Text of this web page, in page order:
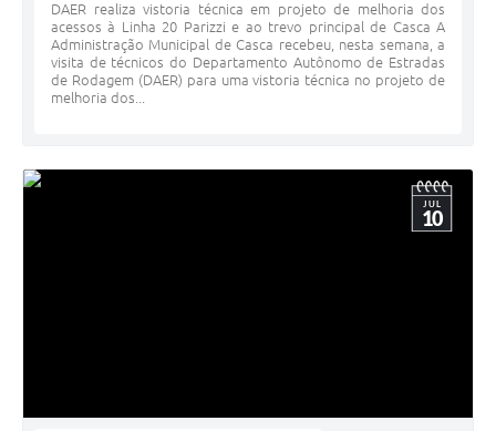
DAER realiza vistoria técnica em projeto de melhoria dos
acessos à Linha 20 Parizzi e ao trevo principal de Casca A
Administração Municipal de Casca recebeu, nesta semana, a
visita de técnicos do Departamento Autônomo de Estradas
de Rodagem (DAER) para uma vistoria técnica no projeto de
melhoria dos...
JUL
10